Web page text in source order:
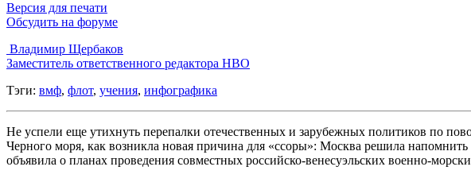
Версия для печати
Обсудить на форуме
Владимир Щербаков
Заместитель ответственного редактора НВО
Тэги: вмф, флот, учения, инфографика
Не успели еще утихнуть перепалки отечественных и зарубежных политиков по
Черного моря, как возникла новая причина для «ссоры»: Москва решила
объявила о планах проведения совместных российско-венесуэльских военно-